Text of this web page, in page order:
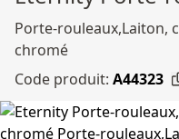
Porte-rouleaux,Laiton,
chromé
Code produit: A44323